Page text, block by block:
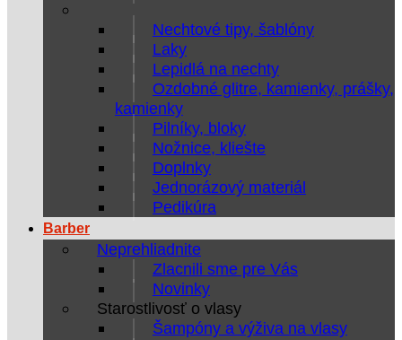
Nechtové tipy, šablóny
Laky
Lepidlá na nechty
Ozdobné glitre, kamienky, prášky,
kamienky
Pilníky, bloky
Nožnice, kliešte
Doplnky
Jednorázový materiál
Pedikúra
Barber
Neprehliadnite
Zlacnili sme pre Vás
Novinky
Starostlivosť o vlasy
Šampóny a výživa na vlasy